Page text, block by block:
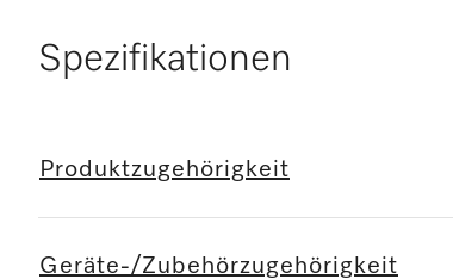
Spezifikationen
Produktzugehörigkeit
Geräte-/Zubehörzugehörigkeit